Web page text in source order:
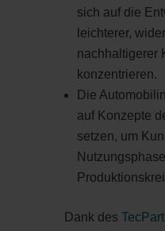
sich auf die
leichterer,
nachhaltigerer
konzentrieren.
Die
auf Konzepte
setzen, um
Dank des